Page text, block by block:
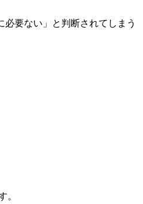
必要ない」と判断されてしまう
。